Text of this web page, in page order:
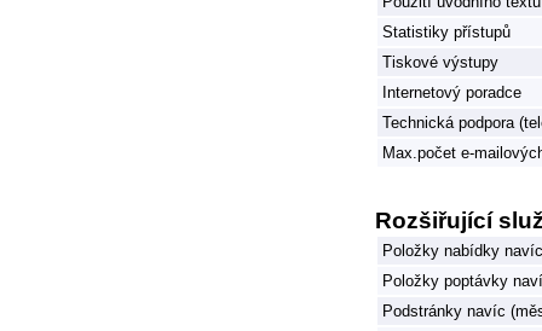
Statistiky přístupů
Tiskové výstupy
Internetový poradce
Technická podpora
Max.počet e-
Rozšiřující
Položky nabídky
Položky poptávky
Podstránky navíc